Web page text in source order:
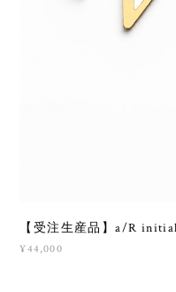
【受注生産品】a/R
¥44,000